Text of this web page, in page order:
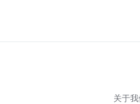
关于我